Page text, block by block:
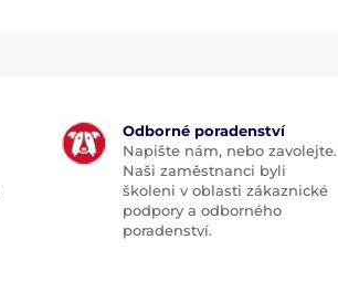
Odborné poradenství
Napište nám, nebo zavolejte.
Naši zaměstnanci byli
školeni v oblasti zákaznické
podpory a odborného
poradenství.